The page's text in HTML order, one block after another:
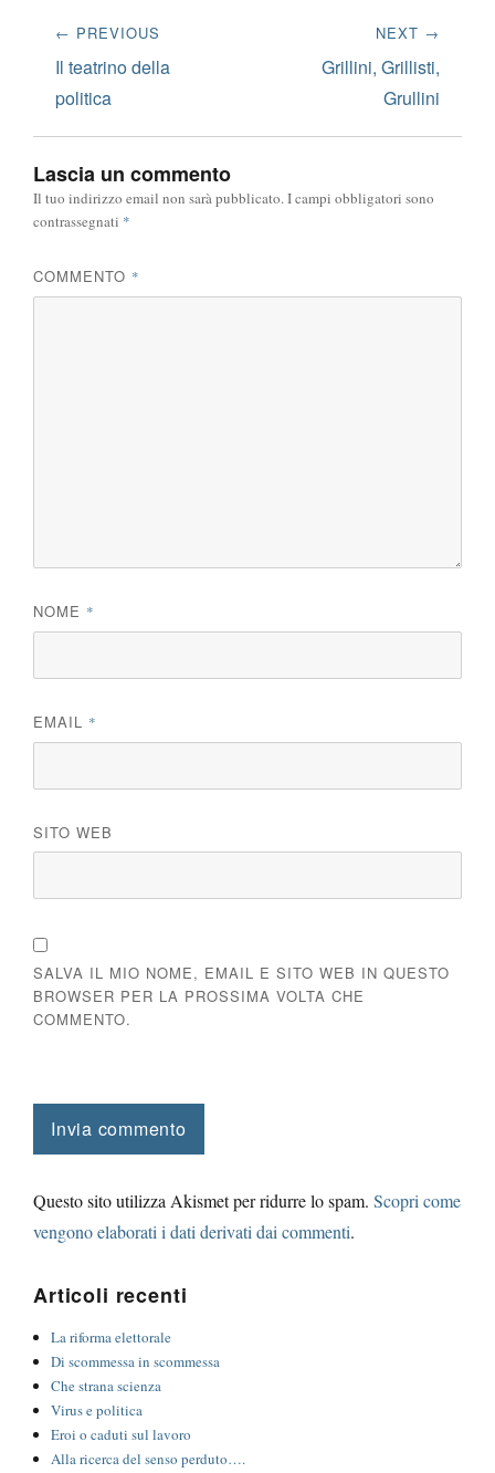
Navigazione
articoli
← PREVIOUS
Previous
post:
Il teatrino della
politica
NEXT →
Grillini, Grillisti,
Grullini
Lascia un commento
Il tuo indirizzo email non sarà pubblicato.I campi obbligatori sono
contrassegnati *
COMMENTO *
NOME *
EMAIL *
SITO WEB
SALVA IL MIO NOME, EMAIL E SITO WEB IN QUESTO
BROWSER PER LA PROSSIMA VOLTA CHE
COMMENTO.
Questo sito utilizza Akismet per ridurre lo spam. Scopri come
vengono elaborati i dati derivati dai commenti.
Articoli recenti
La riforma elettorale
Di scommessa in scommessa
Che strana scienza
Virus e politica
Eroi o caduti sul lavoro
Alla ricerca del senso perduto….